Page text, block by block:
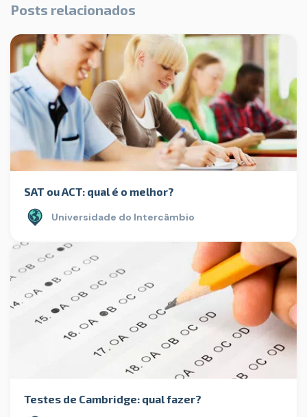
Posts relacionados
SAT ou ACT: qual é o melhor?
Universidade do Intercâmbio
Testes de Cambridge: qual fazer?